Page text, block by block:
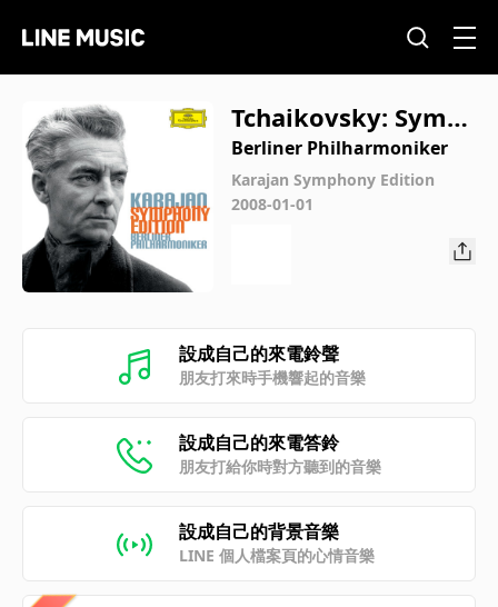
Tchaikovsky: Symp
hony No. 5 in E Min
or, Op. 64: IV. Final
e. Andante maestos
Berliner Philharmoniker
Karajan Symphony Edition
2008-01-01
設成自己的來電鈴聲
朋友打來時手機響起的音樂
設成自己的來電答鈴
朋友打給你時對方聽到的音樂
設成自己的背景音樂
LINE 個人檔案頁的心情音樂